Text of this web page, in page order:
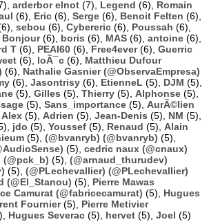
arderbor elnot (7), Legend (6), Romain
(6), Eric (6), Serge (6), Benoit Felten (6),
sebou (6), Cybereric (6), Poussah (6),
Bonjour(6), boris (6), MAS (6), antoine (6),
T (6), PEAI60 (6), Free4ever(6), Guerric
(6), loÃ¯c (6), Matthieu Dufour
(6), Nathalie Gasnier (@ObservaEmpresa)
(6), Jasontrisy (6), EtienneL (5), DJM (5),
(5), Gilles (5), Thierry (5), Alphonse (5),
(5), Sans_importance (5), AurÃ©lien
Alex (5), Adrien (5), Jean-Denis (5), NM (5),
jdo (5), Youssef (5), Renaud (5), Alain
(5), (@bvanryb) (@bvanryb) (5),
(5), cedric naux (@cnaux)
(@pck_b) (5), (@arnaud_thurudev)
(5), (@PLechevallier) (@PLechevallier)
(@El_Stanou) (5), Pierre Mawas
Camurat (@fabricecamurat) (5), Hugues
Fournier(5), Pierre Metivier
Hugues Severac (5), hervet (5), Joel (5)